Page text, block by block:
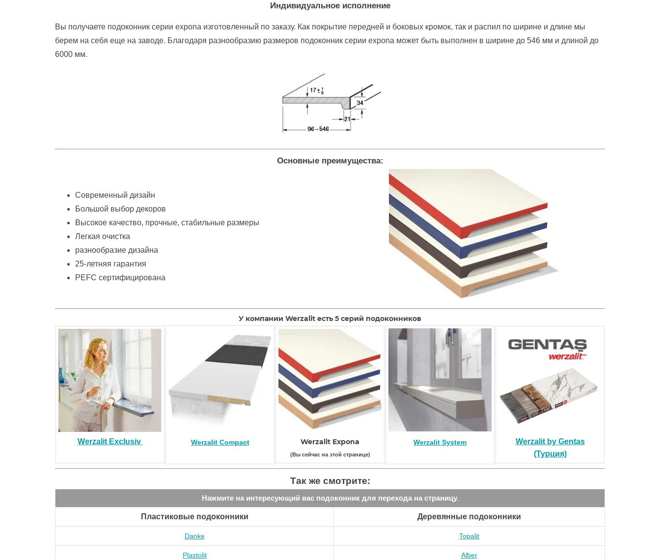
Индивидуальное исполнение
Вы получаете подоконник серии expona изготовленный по заказу. Как покрытие передней и боковых кромок, так и распил по ширине и длине мы
берем на себя еще на заводе. Благодаря разнообразию размеров подоконник серии expona может быть выполнен в ширине до 546 мм и длиной до
6000 мм.
Основные преимущества:
Современный дизайн
Большой выбор декоров
Высокое качество, прочные, стабильные размеры
Легкая очистка
разнообразие дизайна
25-летняя гарантия
PEFC сертифицирована
У компании Werzalit есть 5 серий подоконников
Werzalit Exclusiv Werzalit Compact Werzalit Expona
(Вы сейчас на этой странице)
Werzalit System
Werzalit by Gentas
(Турция)
Так же смотрите:
Нажмите на интересующий вас подоконник для перехода на страницу.
Пластиковые подоконники Деревянные подоконники
Danke Topalit
Plastolit Alber